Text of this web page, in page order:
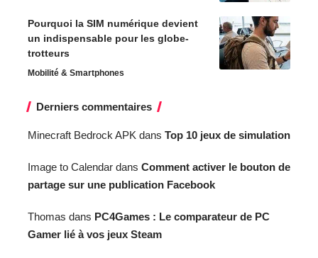
Pourquoi la SIM numérique devient
un indispensable pour les globe-
trotteurs
Mobilité & Smartphones
Derniers commentaires
Minecraft Bedrock APK dans Top 10 jeux de simulation
Image to Calendar dans Comment activer le bouton de
partage sur une publication Facebook
Thomas dans PC4Games : Le comparateur de PC
Gamer lié à vos jeux Steam